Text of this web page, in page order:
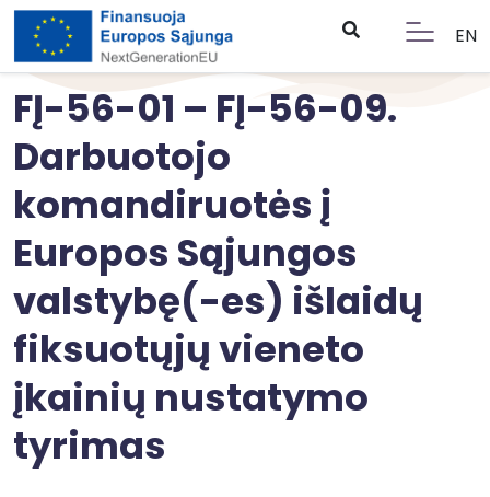
EN
FĮ-56-01 – FĮ-56-09.
Darbuotojo
komandiruotės į
Europos Sąjungos
valstybę(-es) išlaidų
fiksuotųjų vieneto
įkainių nustatymo
tyrimas